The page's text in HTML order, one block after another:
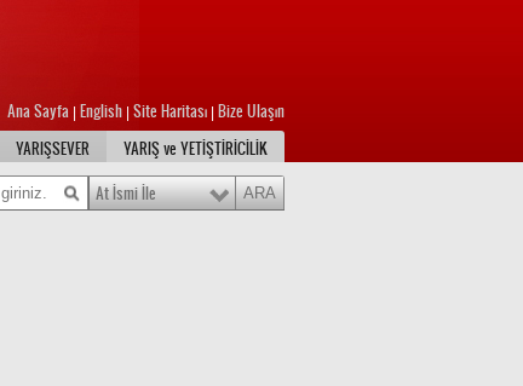
Ana Sayfa English Site Haritası Bize Ulaşın
YARIŞSEVER YARIŞ ve YETİŞTİRİCİLİK
At İsmi İle